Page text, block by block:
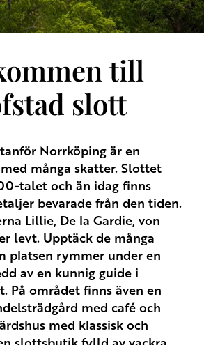
till
slott
Norrköping är en
många skatter. Slottet
talet och än idag finns
bevarade från den tiden.
Lillie, De la Gardie, von
levt. Upptäck de många
platsen rymmer under en
av en kunnig guide i
På området finns även en
med café och
med klassisk och
slottsbutik fylld av vackra